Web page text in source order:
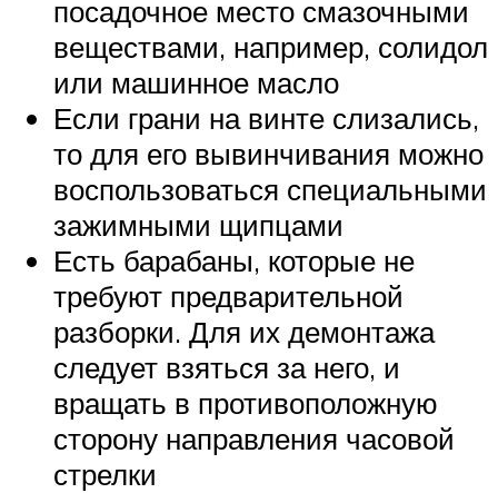
посадочное место смазочными
веществами, например, солидол
или машинное масло
Если грани на винте слизались,
то для его вывинчивания можно
воспользоваться специальными
зажимными щипцами
Есть барабаны, которые не
требуют предварительной
разборки. Для их демонтажа
следует взяться за него, и
вращать в противоположную
сторону направления часовой
стрелки